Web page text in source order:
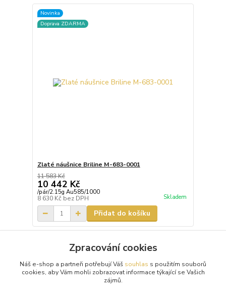
Novinka
Doprava ZDARMA
Zlaté náušnice Briline M-683-0001
11 583 Kč
10 442 Kč
/pár/2.15g Au585/1000
8 630 Kč bez DPH Skladem
Přidat do košíku
Načíst další produkty (1)
strana z 2další
Zpracování cookies
Náš e-shop a partneři potřebují Váš souhlas s použitím souborů
cookies, aby Vám mohli zobrazovat informace týkající se Vašich
zájmů.